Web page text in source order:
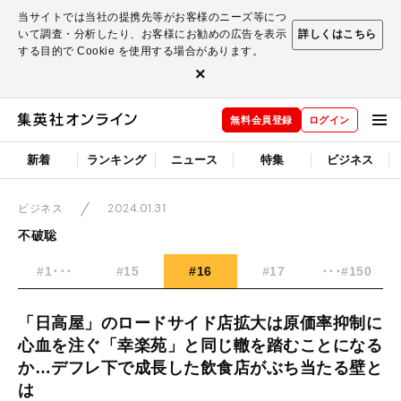
当サイトでは当社の提携先等がお客様のニーズ等につ
いて調査・分析したり、お客様にお勧めの広告を表示
する目的で Cookie を使用する場合があります。
詳しくはこちら
×
無料会員登録 ログイン
新着 ランキング ニュース 特集 ビジネス
ビジネス
2024.01.31
不破聡
#1･･･ #15 #16 #17 ･･･#150
「日高屋」のロードサイド店拡大は原価率抑制に
心血を注ぐ「幸楽苑」と同じ轍を踏むことになる
か…デフレ下で成長した飲食店がぶち当たる壁と
は